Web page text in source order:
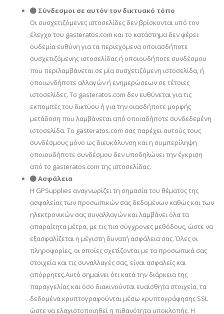
Σύνδεσμοι σε αυτόν τον δικτυακό τόπο
Οι συσχετιζόμενες ιστοσελίδες δεν βρίσκονται υπό τον
έλεγχο του gasteratos.com και το κατάστημα δεν φέρει
ουδεμία ευθύνη για τα περιεχόμενα οποιασδήποτε
συσχετιζόμενης ιστοσελίδας ή οποιουδήποτε συνδέσμου
που περιλαμβάνεται σε μία συσχετιζόμενη ιστοσελίδα, ή
οποιωνδήποτε αλλαγών ή ενημερώσεων σε τέτοιες
ιστοσελίδες. Το gasteratos.com δεν ευθύνεται για τις
εκπομπές του δικτύου ή για την οιασδήποτε μορφής
μετάδοση που λαμβάνεται από οποιαδήποτε συνδεδεμένη
ιστοσελίδα. Το gasteratos.com σας παρέχει αυτούς τους
συνδέσμους μόνο ως διευκόλυνση και η συμπερίληψη
οποιουδήποτε συνδέσμου δεν υποδηλώνει την έγκριση
από το gasteratos.com της ιστοσελίδας.
Ασφάλεια
Η GPSupplies αναγνωρίζει τη σημασία του θέματος της
ασφαλείας των προσωπικών σας δεδομένων καθώς και των
ηλεκτρονικών σας συναλλαγών και λαμβάνει όλα τα
απαραίτητα μέτρα, με τις πιο σύγχρονες μεθόδους, ώστε να
εξασφαλίζεται η μέγιστη δυνατή ασφάλεια σας. Όλες οι
πληροφορίες, οι οποίες σχετίζονται με τα προσωπικά σας
στοιχεία και τις συναλλαγές σας, είναι ασφαλείς και
απόρρητες.Αυτό σημαίνει ότι κατά την διάρκεια της
παραγγελίας και όσο διακινούνται ευαίσθητα στοιχεία, τα
δεδομένα κρυπτογραφούνται μέσω κρυπτογράφησης SSL
ώστε να ελαχιστοποιηθεί η πιθανότητα υποκλοπής. Η